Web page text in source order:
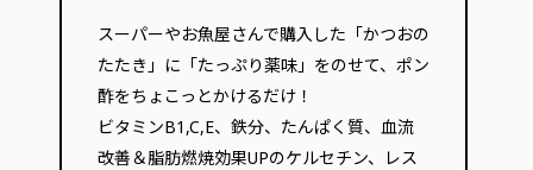
スーパーやお魚屋さんで購入した「かつおの
たたき」に「たっぷり薬味」をのせて、ポン
酢をちょこっとかけるだけ！
ビタミンB1,C,E、鉄分、たんぱく質、血流
改善＆脂肪燃焼効果UPのケルセチン、レス